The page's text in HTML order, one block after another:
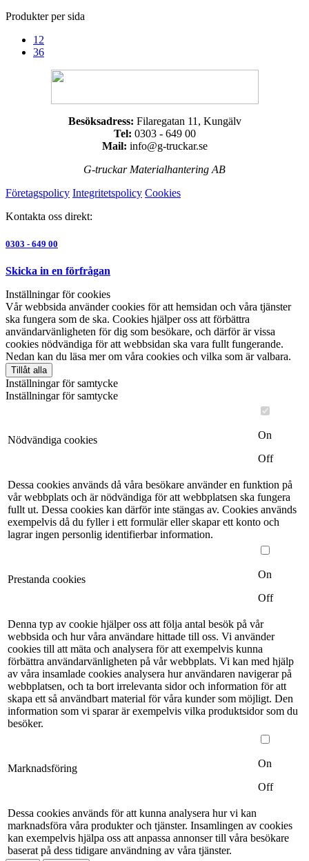
Produkter per sida
12
36
Besöksadress: Filaregatan 11, Kungälv
Tel: 0303 - 649 00
Mail: info@g-truckar.se
G-truckar Materialhantering AB
Företagspolicy Integritetspolicy Cookies
Kontakta oss direkt:
0303 - 649 00
Skicka in en förfrågan
Inställningar för cookies
Vår webbsida använder cookies för att hemsidan och våra tjänster
ska fungera som de ska. Cookies hjälper oss att förbättra
användarvänligheten för dig som besökare, och därför är vissa
cookies nödvändiga för att webbsidan ska vara fullt fungerande.
Nedan kan du läsa mer om våra cookies och vilka som är valbara.
Tillåt alla
Inställningar för samtycke
Inställningar för samtycke
Nödvändiga cookies
On
Off
Dessa cookies används då våra besökare använder en funktion på
vår webbplats och är nödvändiga för att webbplatsen ska fungera
fullt ut. Dessa cookies kan därför inte stängas av. Cookies används
exempelvis då du fyller i ett formulär eller skapar ett konto och
lagrar ingen personlig identifierbar information.
Prestanda cookies
On
Off
Denna typ av cookie hjälper oss att följa antal besök på vår
webbsida och hur våra användare hittade till oss. Vi använder
cookies till att mäta och analysera för att exempelvis kunna
förbättra användarvänligheten på vår webbplats. Vi kan med hjälp
av våra insamlade cookies analysera hur användaren navigerar på
webbplatsen, och ta bort irrelevanta sidor och information för att
skapa ett så användbart material för våra kunder som möjligt. Den
information som vi sparar är exempelvis vilka produktsidor som du
besöker.
Marknadsföring
On
Off
Dessa cookies används för att kunna analysera hur vi kan
marknadsföra våra produkter och tjänster. Insamlingen av cookies
kan exempelvis hjälpa oss att anpassa annonser till våra besökare
baserat på dess tidigare användning av våra tjänster.